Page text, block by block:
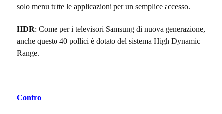
solo menu tutte le applicazioni per un semplice accesso.
HDR: Come per i televisori Samsung di nuova generazione,
anche questo 40 pollici è dotato del sistema High Dynamic
Range.
Contro